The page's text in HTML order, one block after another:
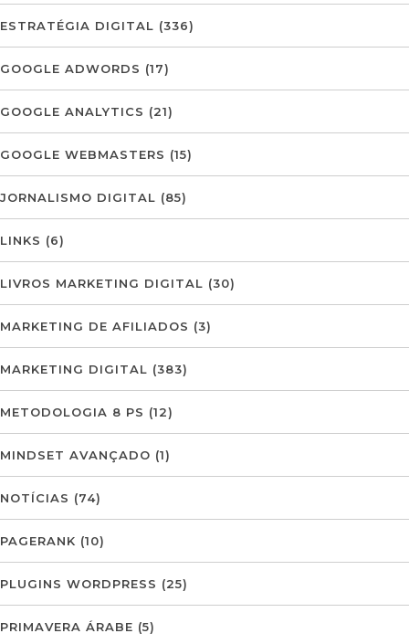
ESTRATÉGIA DIGITAL (336)
GOOGLE ADWORDS (17)
GOOGLE ANALYTICS (21)
GOOGLE WEBMASTERS (15)
JORNALISMO DIGITAL (85)
LINKS (6)
LIVROS MARKETING DIGITAL (30)
MARKETING DE AFILIADOS (3)
MARKETING DIGITAL (383)
METODOLOGIA 8 PS (12)
MINDSET AVANÇADO (1)
NOTÍCIAS (74)
PAGERANK (10)
PLUGINS WORDPRESS (25)
PRIMAVERA ÁRABE (5)